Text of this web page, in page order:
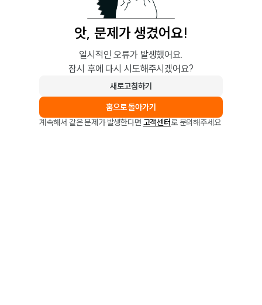
앗, 문제가 생겼어요!
일시적인 오류가 발생했어요.
잠시 후에 다시 시도해주시겠어요?
새로고침하기
홈으로 돌아가기
계속해서 같은 문제가 발생한다면 고객센터로 문의해주세요.